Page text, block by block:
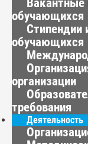
Вакантные
обучающихся
обучающихся
организации
требования
Деятельность